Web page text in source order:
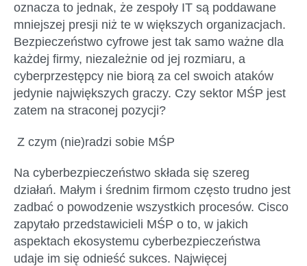
oznacza to jednak, że zespoły IT są poddawane
mniejszej presji niż te w większych organizacjach.
Bezpieczeństwo cyfrowe jest tak samo ważne dla
każdej firmy, niezależnie od jej rozmiaru, a
cyberprzestępcy nie biorą za cel swoich ataków
jedynie największych graczy. Czy sektor MŚP jest
zatem na straconej pozycji?
Z czym (nie)radzi sobie MŚP
Na cyberbezpieczeństwo składa się szereg
działań. Małym i średnim firmom często trudno jest
zadbać o powodzenie wszystkich procesów. Cisco
zapytało przedstawicieli MŚP o to, w jakich
aspektach ekosystemu cyberbezpieczeństwa
udaje im się odnieść sukces. Najwięcej